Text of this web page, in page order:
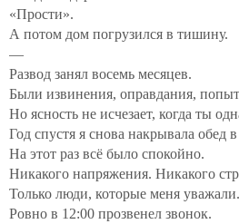
«Прости».
А потом дом погрузился в тишину.
—
Развод занял восемь месяцев.
Были извинения, оправдания,
Но ясность не исчезает, когда ты
Год спустя я снова накрывала обед
На этот раз всё было спокойно.
Никакого напряжения. Никакого
Только люди, которые меня уважали.
Ровно в 12:00 прозвенел звонок.